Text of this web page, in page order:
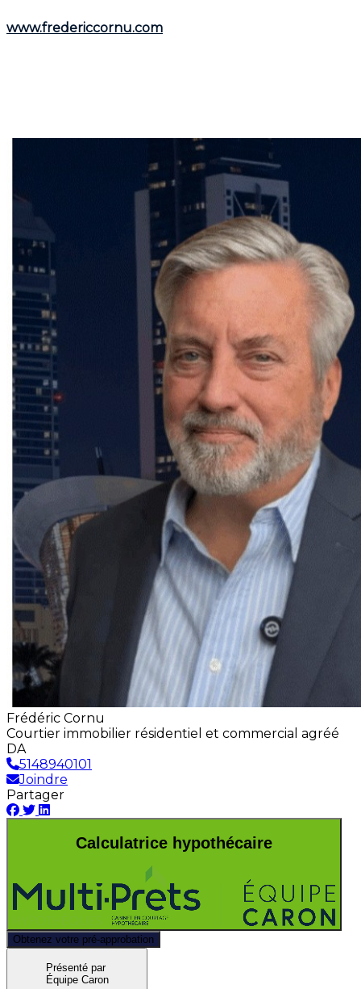
www.fredericcornu.com
Frédéric Cornu
Courtier immobilier résidentiel et commercial agréé
DA
5148940101
Joindre
Partager
Calculatrice hypothécaire
Obtenez votre pré-approbation
Présenté par
Équipe Caron